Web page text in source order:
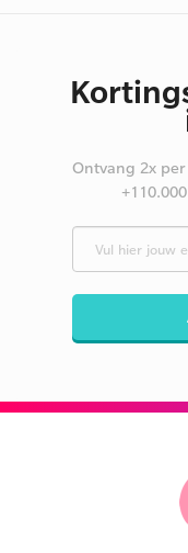
Ontvang 2x